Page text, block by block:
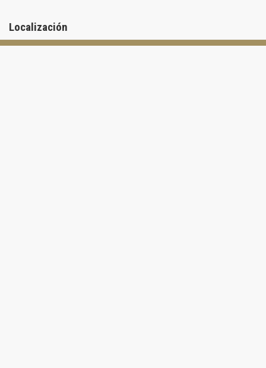
Localización